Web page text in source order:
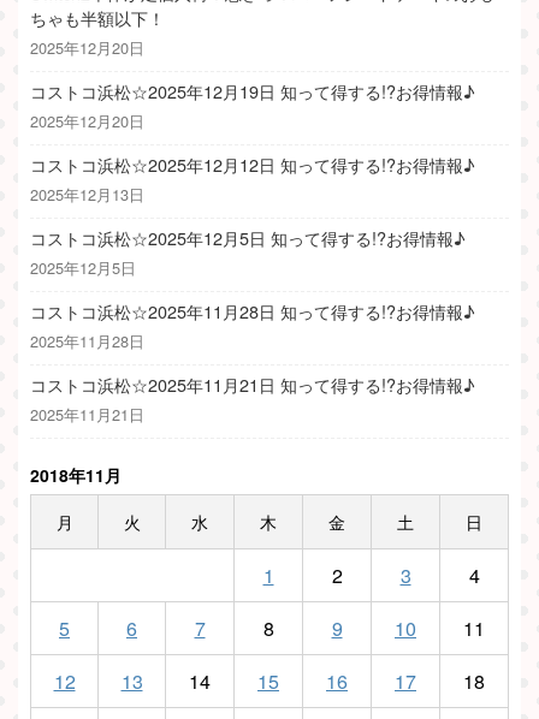
ちゃも半額以下！
2025年12月20日
コストコ浜松☆2025年12月19日 知って得する!?お得情報♪
2025年12月20日
コストコ浜松☆2025年12月12日 知って得する!?お得情報♪
2025年12月13日
コストコ浜松☆2025年12月5日 知って得する!?お得情報♪
2025年12月5日
コストコ浜松☆2025年11月28日 知って得する!?お得情報♪
2025年11月28日
コストコ浜松☆2025年11月21日 知って得する!?お得情報♪
2025年11月21日
2018年11月
月
火 水 木 金 土 日
1 2 3
4
5
6 7 8 9 10
11
12
13 14 15 16 17
18